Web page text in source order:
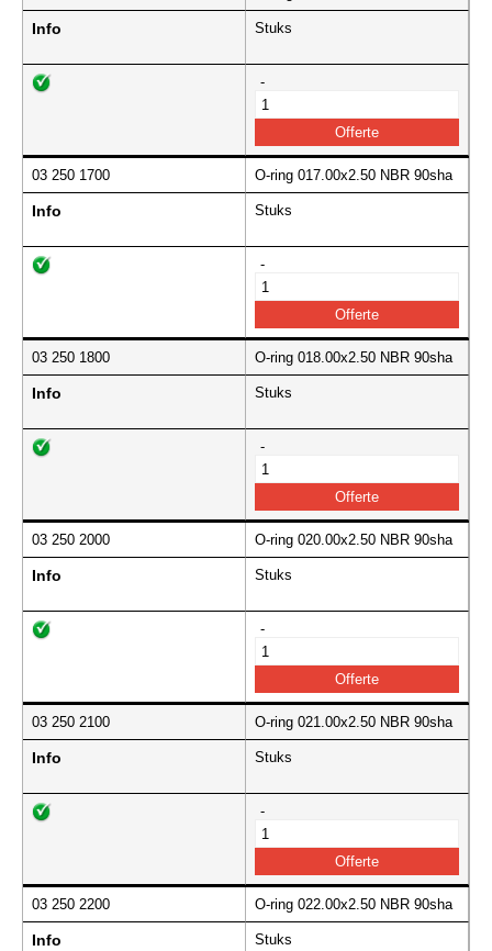
Info Stuks
-
03 250 1700 O-ring 017.00x2.50 NBR 90sha
Info Stuks
-
03 250 1800 O-ring 018.00x2.50 NBR 90sha
Info Stuks
-
03 250 2000 O-ring 020.00x2.50 NBR 90sha
Info Stuks
-
03 250 2100 O-ring 021.00x2.50 NBR 90sha
Info Stuks
-
03 250 2200 O-ring 022.00x2.50 NBR 90sha
Info Stuks